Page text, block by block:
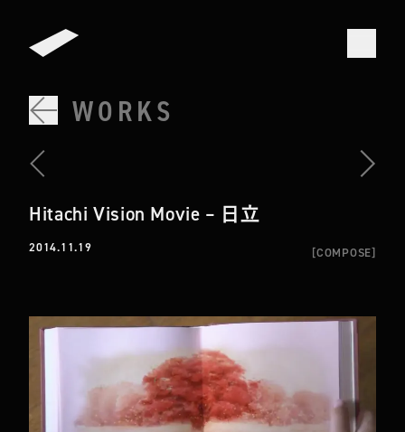
WORKS
Hitachi Vision Movie – 日立
2014.11.19 [COMPOSE]